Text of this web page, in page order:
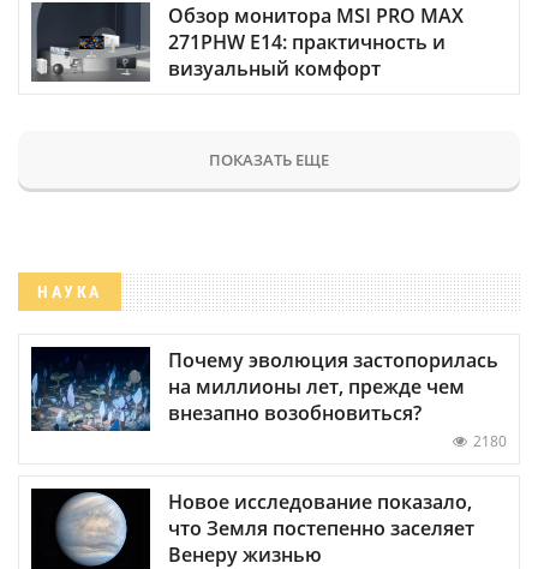
Обзор монитора MSI PRO MAX
271PHW E14: практичность и
визуальный комфорт
ПОКАЗАТЬ ЕЩЕ
НАУКА
Почему эволюция застопорилась
на миллионы лет, прежде чем
внезапно возобновиться?
2180
Новое исследование показало,
что Земля постепенно заселяет
Венеру жизнью